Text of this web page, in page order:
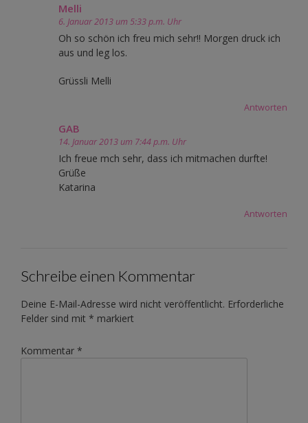
Melli
6. Januar 2013 um 5:33 p.m. Uhr
Oh so schön ich freu mich sehr!! Morgen druck ich
aus und leg los.
Grüssli Melli
Antworten
GAB
14. Januar 2013 um 7:44 p.m. Uhr
Ich freue mch sehr, dass ich mitmachen durfte!
Grüße
Katarina
Antworten
Schreibe einen Kommentar
Deine E-Mail-Adresse wird nicht veröffentlicht. Erforderliche
Felder sind mit * markiert
Kommentar *